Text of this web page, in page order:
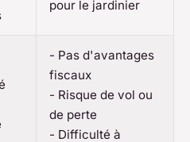
pour le jardinier
- Pas d'avantages
fiscaux
- Risque de vol ou
de perte
- Difficulté à